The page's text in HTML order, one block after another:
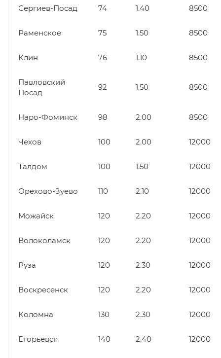
Сергиев-Посад 74 1.40 8500
Раменское 75 1.50 8500
Клин 76 1.10 8500
Павловский
Посад
92 1.50 8500
Наро-Фоминск 98 2.00 8500
Чехов 100 2.00 12000
Талдом 100 1.50 12000
Орехово-Зуево 110 2.10 12000
Можайск 120 2.20 12000
Волоколамск 120 2.20 12000
Руза 120 2.30 12000
Воскресенск 120 2.20 12000
Коломна 130 2.30 12000
Егорьевск 140 2.40 12000